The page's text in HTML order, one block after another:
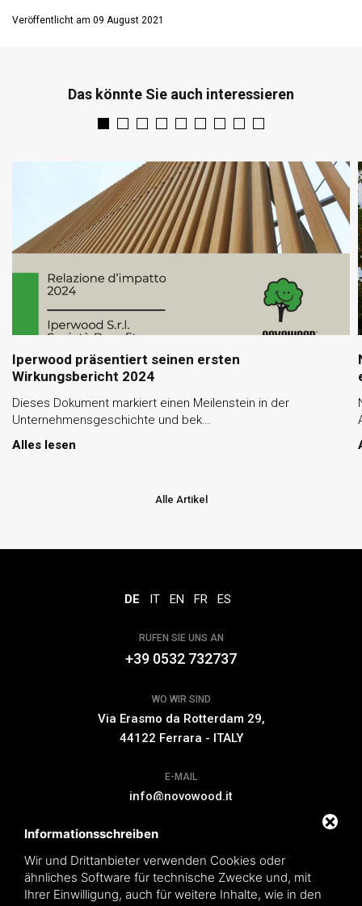
Veröffentlicht am 09 August 2021
Das könnte Sie auch interessieren
Iperwood präsentiert seinen ersten
Wirkungsbericht 2024
Dieses Dokument markiert einen Meilenstein in der
Unternehmensgeschichte und bek…
Alles lesen
Alle Artikel
DE IT EN FR ES
RUFEN SIE UNS AN
+39 0532 732737
WO WIR SIND
Via Erasmo da Rotterdam 29,
44122 Ferrara - ITALY
E-MAIL
info@novowood.it
VERLÄNGERUNG DER GARANTIE
Informationsschreiben
Wir und Drittanbieter verwenden Cookies oder
ähnliches Software für technische Zwecke und, mit
Ihrer Einwilligung, auch für weitere Inhalte, wie in den